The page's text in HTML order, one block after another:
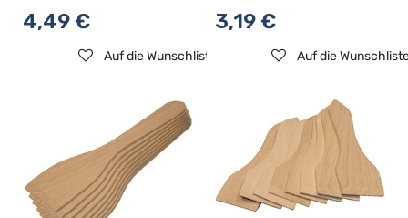
4,49€
Auf die Wunschliste
3,19€
Auf die